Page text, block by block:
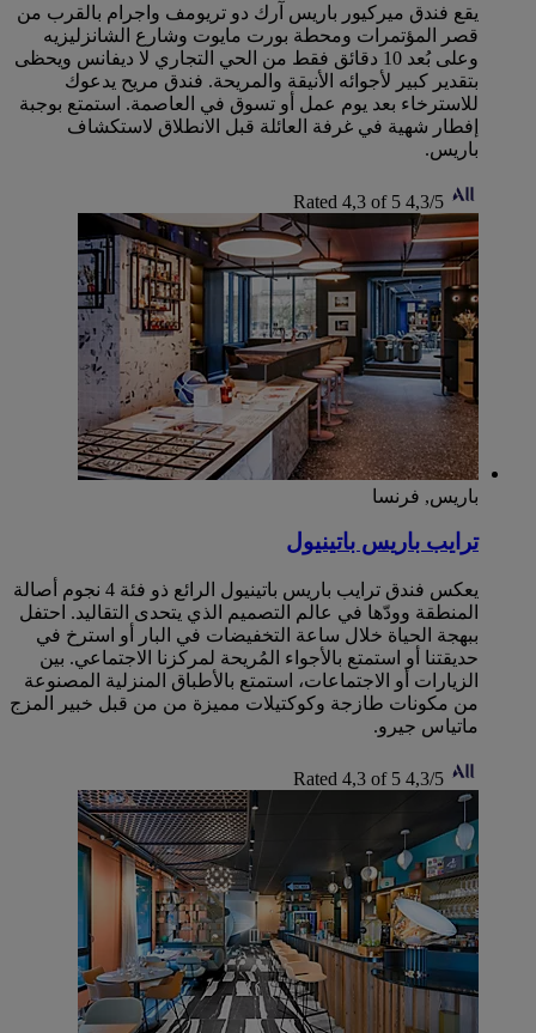
يقع فندق ميركيور باريس آرك دو تريومف واجرام بالقرب من
قصر المؤتمرات ومحطة بورت مايوت وشارع الشانزليزيه
وعلى بُعد 10 دقائق فقط من الحي التجاري لا ديفانس ويحظى
بتقدير كبير لأجوائه الأنيقة والمريحة. فندق مريح يدعوك
للاسترخاء بعد يوم عمل أو تسوق في العاصمة. استمتع بوجبة
إفطار شهية في غرفة العائلة قبل الانطلاق لاستكشاف
باريس.
4,3/5
Rated 4,3 of 5
باريس, فرنسا
ترايب باريس باتينيول
يعكس فندق ترايب باريس باتينيول الرائع ذو فئة 4 نجوم أصالة
المنطقة وودّها في عالم التصميم الذي يتحدى التقاليد. احتفل
ببهجة الحياة خلال ساعة التخفيضات في البار أو استرخ في
حديقتنا أو استمتع بالأجواء المُريحة لمركزنا الاجتماعي. بين
الزيارات أو الاجتماعات، استمتع بالأطباق المنزلية المصنوعة
من مكونات طازجة وكوكتيلات مميزة من من قبل خبير المزج
ماتياس جيرو.
4,3/5
Rated 4,3 of 5